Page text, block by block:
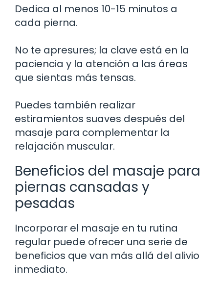
Dedica al menos 10-15 minutos a
cada pierna.
No te apresures; la clave está en la
paciencia y la atención a las áreas
que sientas más tensas.
Puedes también realizar
estiramientos suaves después del
masaje para complementar la
relajación muscular.
Beneficios del masaje para
piernas cansadas y
pesadas
Incorporar el masaje en tu rutina
regular puede ofrecer una serie de
beneficios que van más allá del alivio
inmediato.